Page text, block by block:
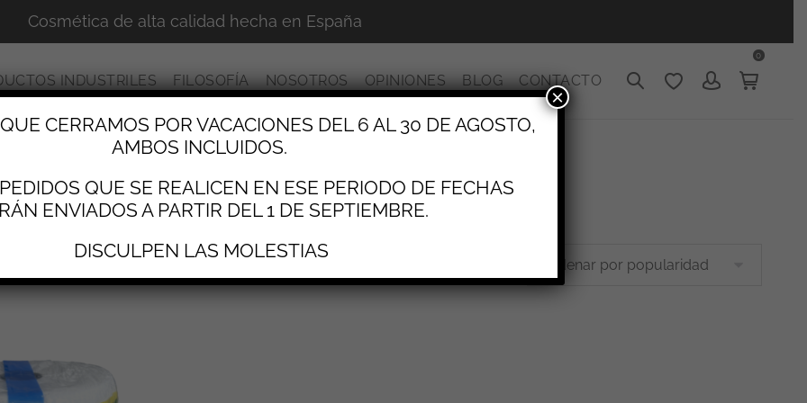
Cosmética de alta calidad hecha en España
INDUSTRILES FILOSOFÍA NOSOTROS OPINIONES BLOG CONTACTO
0
CERRAMOS POR VACACIONES DEL 6 AL 30 DE AGOSTO,
AMBOS INCLUIDOS.
QUE SE REALICEN EN ESE PERIODO DE FECHAS
ENVIADOS A PARTIR DEL 1 DE SEPTIEMBRE.
DISCULPEN LAS MOLESTIAS
×